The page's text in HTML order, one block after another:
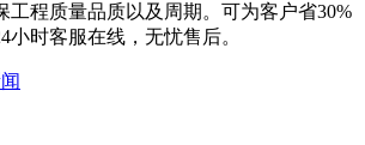
工程质量品质以及周期。可为客户省30%
时客服在线，无忧售后。